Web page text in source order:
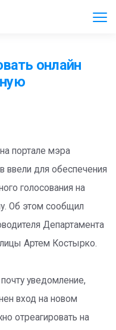
онлайн
портале мэра
ввели для обеспечения
голосования на
Об этом сообщил
Департамента
Артем Костырко.
уведомление,
вход на новом
отреагировать на